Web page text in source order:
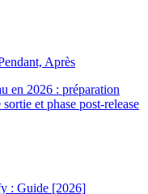
Après
en 2026 : préparation
et phase post-release
: Guide [2026]